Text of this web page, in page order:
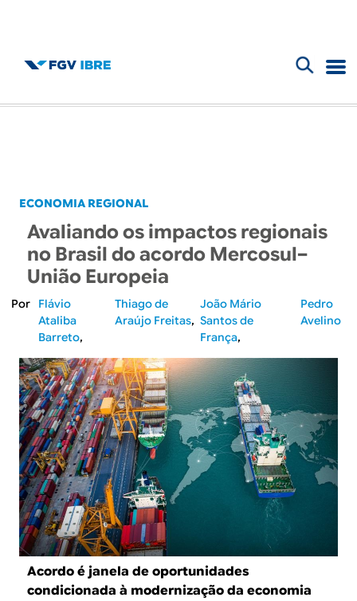
B
g
B
R
E
o
á
r
i
o
d
e
b
u
s
c
a
ECONOMIA REGIONAL
Avaliando os impactos regionais
no Brasil do acordo Mercosul–
União Europeia
Flávio
Ataliba
Barreto
Thiago de
Araújo Freitas
João Mário
Santos de
França
Pedro
Avelino
Acordo é janela de oportunidades
condicionada à modernização da economia